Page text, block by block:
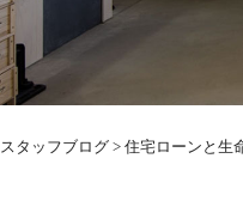
スタッフブログ> 住宅ローンと生